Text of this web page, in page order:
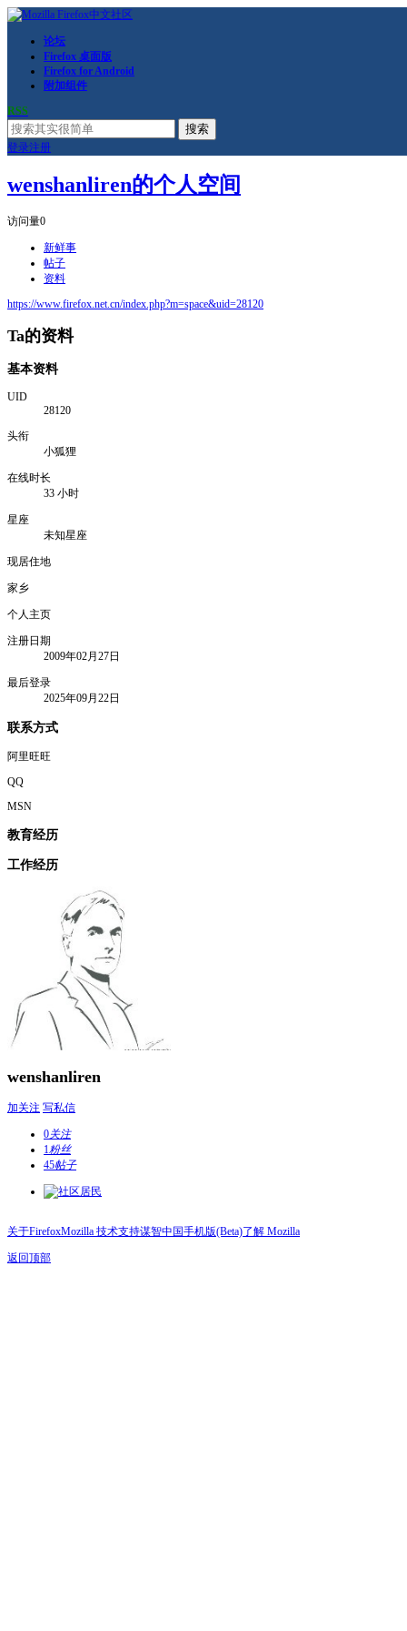
论坛
Firefox 桌面版
Firefox for Android
附加组件
RSS
搜索
登录注册
wenshanliren的个人空间
访问量0
新鲜事
帖子
资料
https://www.firefox.net.cn/index.php?m=space&uid=28120
Ta的资料
基本资料
UID
28120
头衔
小狐狸
在线时长
33 小时
星座
未知星座
现居住地
家乡
个人主页
注册日期
2009年02月27日
最后登录
2025年09月22日
联系方式
阿里旺旺
QQ
MSN
教育经历
工作经历
wenshanliren
加关注 写私信
0关注
1粉丝
45帖子
关于FirefoxMozilla 技术支持谋智中国手机版(Beta)了解 Mozilla
返回顶部